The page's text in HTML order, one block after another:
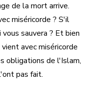
de la mort arrive.
miséricorde ? S'il
sauvera ? Et bien
avec miséricorde
obligations de l'Islam,
pas fait.